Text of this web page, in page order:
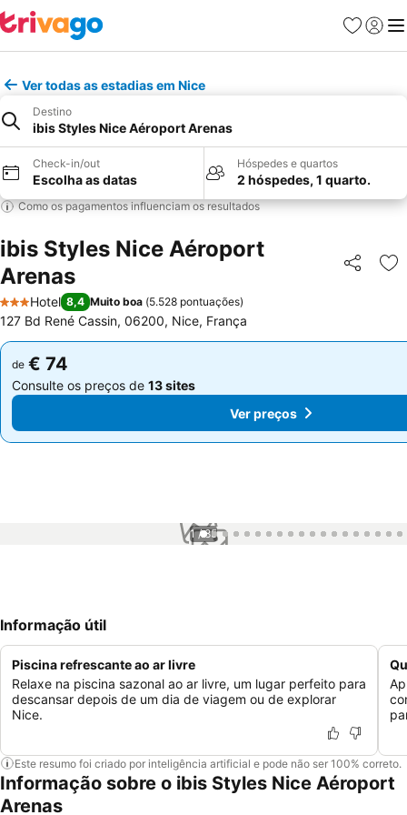
Favoritos
Iniciar
Ver todas as estadias em Nice
Destino
ibis Styles Nice Aéroport Arenas
Check-in/out
Escolha as datas
Hóspedes e quartos
2 hóspedes, 1 quarto.
Como os pagamentos influenciam os resultados
ibis Styles Nice Aéroport
Arenas
Partilhar
3 Estrelas
Hotel 8,4 Muito boa (5.528 pontuações)
127 Bd René Cassin, 06200, Nice, França
de € 74
Consulte os preços de 13 sites
de € 74
Consulte os preços de 13 sites
Ver preços
1 / 85
Informação útil
Piscina refrescante ao ar livre
Relaxe na piscina sazonal ao ar livre, um lugar perfeito para
descansar depois de um dia de viagem ou de explorar
Nice.
Este resumo foi criado por inteligência artificial e pode não ser 100% correto.
Informação sobre o ibis Styles Nice Aéroport
Arenas